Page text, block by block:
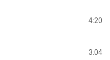
4:20
3:04